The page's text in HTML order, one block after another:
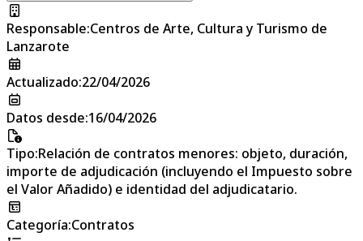
Responsable:Centros de Arte, Cultura y Turismo de
Lanzarote
Actualizado:22/04/2026
Datos desde:16/04/2026
Tipo:Relación de contratos menores: objeto, duración,
importe de adjudicación (incluyendo el Impuesto sobre
el Valor Añadido) e identidad del adjudicatario.
Categoría:Contratos